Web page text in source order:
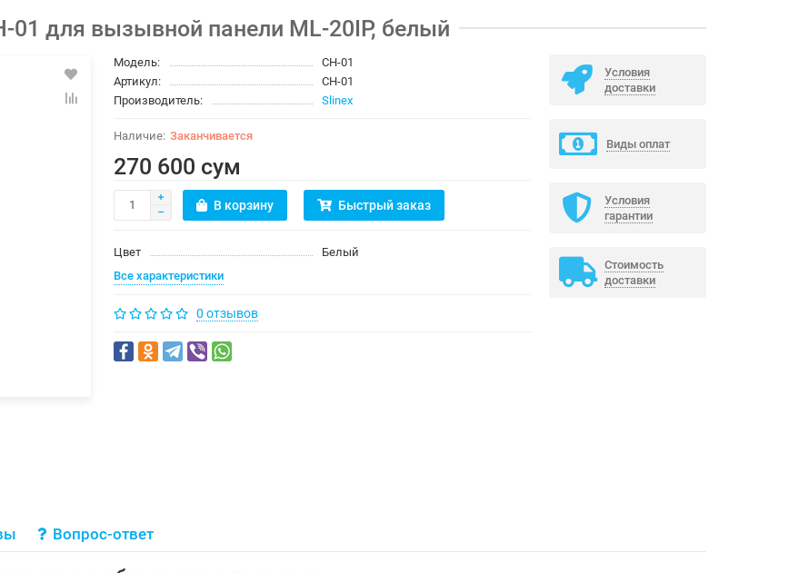
01 для вызывной панели ML-20IP, белый
Модель:
CH-01
Артикул:
CH-01
Производитель:
Slinex
Заканчивается
270 600 сум
В корзину Быстрый заказ
Цвет
Белый
Все характеристики
0 отзывов
Условия
доставки
Виды оплат
Условия
гарантии
Стоимость
доставки
Вопрос-ответ